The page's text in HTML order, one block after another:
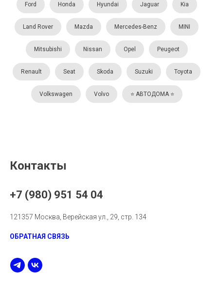
Ford Honda Hyundai Jaguar Kia
Land Rover Mazda Mercedes-Benz MINI
Mitsubishi Nissan Opel Peugeot
Renault Seat Skoda Suzuki Toyota
Volkswagen Volvo ⭐️ АВТОДОМА ⭐️
Контакты
+7 (980) 951 54 04
121357 Москва, Верейская ул., 29, стр. 134
ОБРАТНАЯ СВЯЗЬ